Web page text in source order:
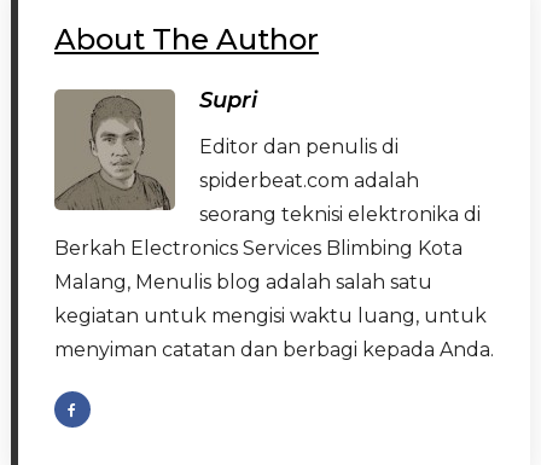
About The Author
Supri
Editor dan penulis di
spiderbeat.com adalah
seorang teknisi elektronika di
Berkah Electronics Services Blimbing Kota
Malang, Menulis blog adalah salah satu
kegiatan untuk mengisi waktu luang, untuk
menyiman catatan dan berbagi kepada Anda.